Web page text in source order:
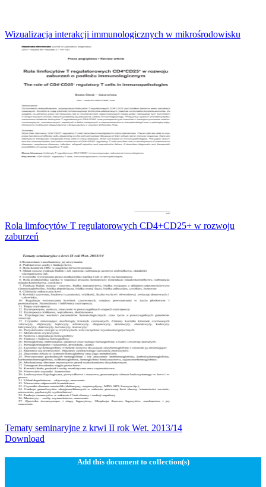
Wizualizacja interakcji immunologicznych w mikrośrodowisku
Rola limfocytów T regulatorowych CD4+CD25+ w rozwoju
zaburzeń
Tematy seminaryjne z krwi II rok Wet. 2013/14
Download
Add this document to collection(s)